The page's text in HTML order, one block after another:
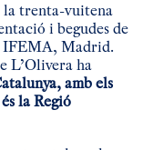
la trenta-vuitena
i begudes de
IFEMA, Madrid.
L’Olivera ha
amb els
la Regió